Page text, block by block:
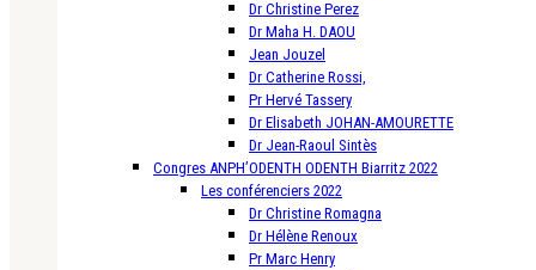
Dr Christine Perez
Dr Maha H. DAOU
Jean Jouzel
Dr Catherine Rossi,
Pr Hervé Tassery
Dr Elisabeth JOHAN-AMOURETTE
Dr Jean-Raoul Sintès
Congres ANPH’ODENTH ODENTH Biarritz 2022
Les conférenciers 2022
Dr Christine Romagna
Dr Hélène Renoux
Pr Marc Henry